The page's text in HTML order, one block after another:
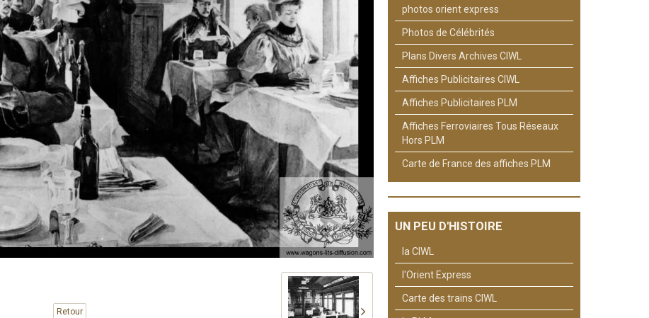
Retour
photos orient express
Photos de Célébrités
Plans Divers Archives CIWL
Affiches Publicitaires CIWL
Affiches Publicitaires PLM
Affiches Ferroviaires Tous Réseaux
Hors PLM
Carte de France des affiches PLM
UN PEU D'HISTOIRE
la CIWL
l'Orient Express
Carte des trains CIWL